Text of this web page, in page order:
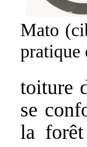
Mato
pratique
toiture
se
la